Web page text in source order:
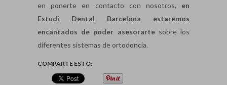
en ponerte en contacto con nosotros, en
Estudi Dental Barcelona estaremos
encantados de poder asesorartesobre los
diferentes sistemas de ortodoncia.
COMPARTE ESTO: